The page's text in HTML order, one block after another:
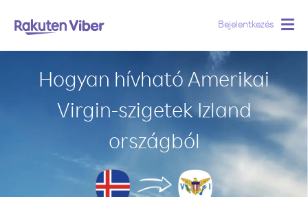
Bejelentkezés
Hogyan hívható Amerikai
Virgin-szigetek Izland
országból